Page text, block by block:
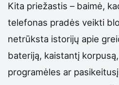
Kita priežastis – baimė,
telefonas pradės veikti
netrūksta istorijų apie
bateriją, kaistantį
programėles ar